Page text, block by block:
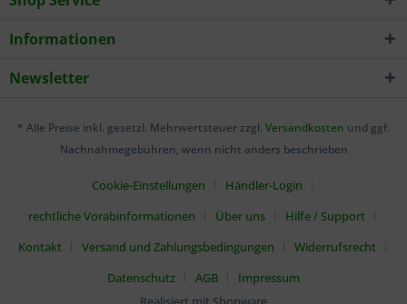
Informationen
Newsletter
* Alle Preise inkl. gesetzl. Mehrwertsteuer zzgl. Versandkosten und ggf.
Nachnahmegebühren, wenn nicht anders beschrieben
Cookie-Einstellungen
Händler-Login
rechtliche Vorabinformationen
Über uns
Hilfe / Support
Kontakt
Versand und Zahlungsbedingungen
Widerrufsrecht
Datenschutz
AGB
Impressum